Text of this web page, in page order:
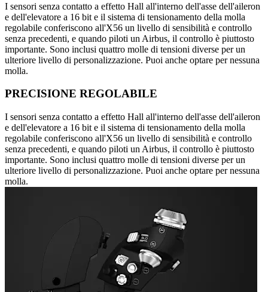
I sensori senza contatto a effetto Hall all'interno dell'asse dell'aileron
e dell'elevatore a 16 bit e il sistema di tensionamento della molla
regolabile conferiscono all'X56 un livello di sensibilità e controllo
senza precedenti, e quando piloti un Airbus, il controllo è piuttosto
importante. Sono inclusi quattro molle di tensioni diverse per un
ulteriore livello di personalizzazione. Puoi anche optare per nessuna
molla.
PRECISIONE REGOLABILE
I sensori senza contatto a effetto Hall all'interno dell'asse dell'aileron
e dell'elevatore a 16 bit e il sistema di tensionamento della molla
regolabile conferiscono all'X56 un livello di sensibilità e controllo
senza precedenti, e quando piloti un Airbus, il controllo è piuttosto
importante. Sono inclusi quattro molle di tensioni diverse per un
ulteriore livello di personalizzazione. Puoi anche optare per nessuna
molla.